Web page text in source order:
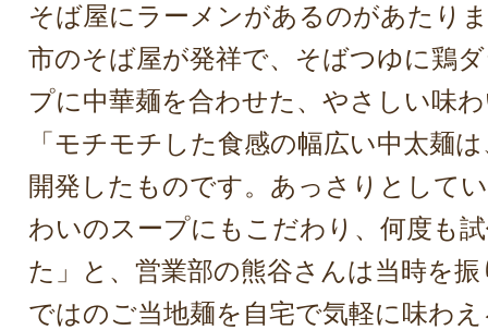
そば屋にラーメンがあるのがあたり
市のそば屋が発祥で、そばつゆに鶏
プに中華麺を合わせた、やさしい味
「モチモチした食感の幅広い中太麺
開発したものです。あっさりとして
わいのスープにもこだわり、何度も
た」と、営業部の熊谷さんは当時を
ではのご当地麺を自宅で気軽に味わ